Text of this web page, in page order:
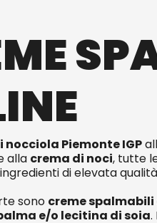
nocciola Piemonte IGP
alla crema di noci, tutte
di elevata
sono creme
e/o lecitina di soia.